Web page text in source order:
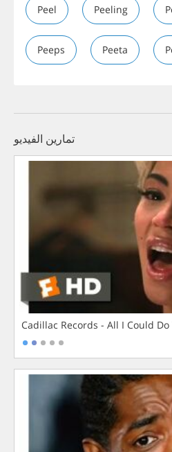
Peel Peeling
Peeps Peeta
تمارين الفيديو
Cadillac Records - All I Could Do